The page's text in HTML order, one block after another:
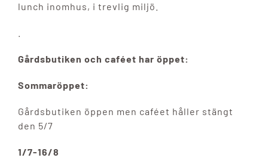
lunch inomhus, i trevlig miljö.
Gårdsbutiken och caféet har öppet:
Sommaröppet:
Gårdsbutiken öppen men caféet håller stängt
den 5/7
1/7-16/8